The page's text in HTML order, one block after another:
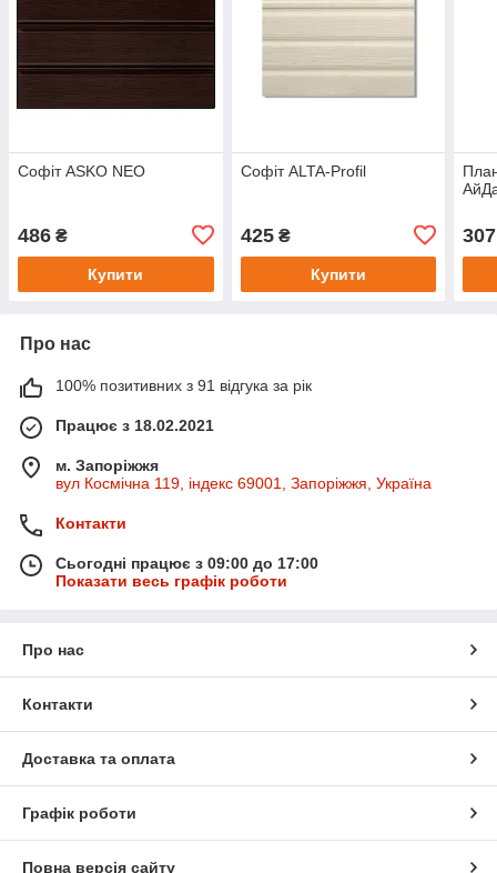
Софіт ASKO NEO
486 ₴
Купити
Софіт ALTA-Profil
425₴
Купити
307
Про нас
100% позитивних з 91 відгука за рік
Працює з 18.02.2021
м. Запоріжжя
вул Космічна 119, індекс 69001, Запоріжжя, Україна
Контакти
Сьогодні працює з 09:00 до 17:00
Показати весь графік роботи
Про нас
Контакти
Доставка та оплата
Графік роботи
Повна версія сайту